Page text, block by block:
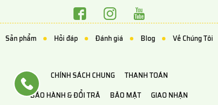
Sản phẩm Hỏi đáp Đánh giá Blog Về Chúng Tôi
CHÍNH SÁCH CHUNG
THANH TOÁN
BẢO HÀNH & ĐỔI TRẢ
BẢO MẬT GIAO NHẬN